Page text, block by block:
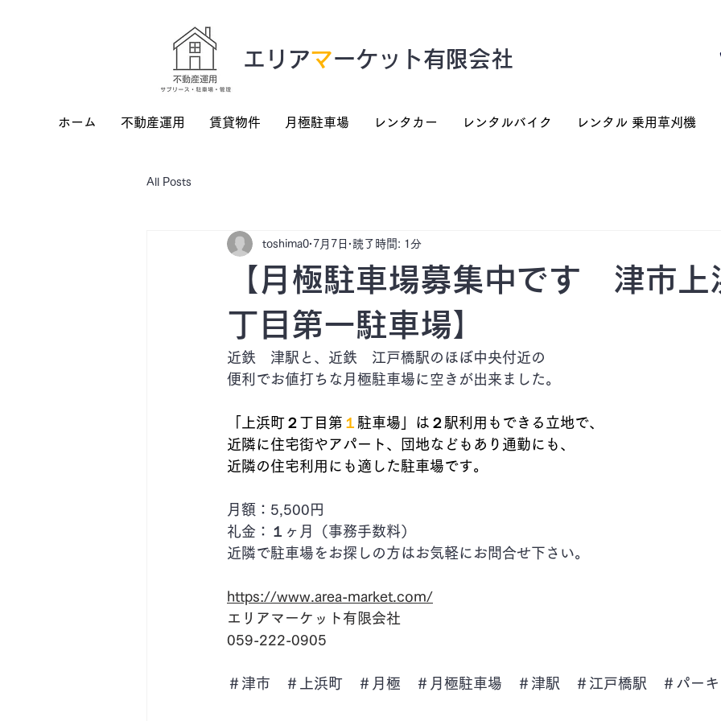
​エリアマーケット有限会社
ホーム 不動産運用 賃貸物件 月極駐車場 レンタカー レンタルバイク レンタル 乗用草刈機
All Posts
【月極駐車場募集中です 津市上
丁目第一駐車場】
toshima0 7月7日 読了時間: 1分
近鉄　津駅と、近鉄　江戸橋駅のほぼ中央付近の
便利でお値打ちな月極駐車場に空きが出来ました。
「上浜町２丁目第 １ 駐車場」は２駅利用もできる立地で、
近隣に住宅街やアパート、団地などもあり通勤にも、
近隣の住宅利用にも適した駐車場です。
月額：5,500円
礼金：１ヶ月（事務手数料）
近隣で駐車場をお探しの方はお気軽にお問合せ下さい。
https://www.area-market.com/
エリアマーケット有限会社
059-222-0905
＃津市　＃上浜町　＃月極　＃月極駐車場　＃津駅　＃江戸橋駅　＃パー